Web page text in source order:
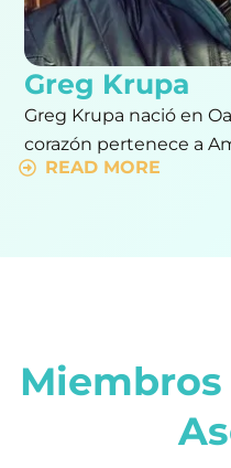
Greg Krupa
Greg Krupa nació en
corazón pertenece a
READ MORE